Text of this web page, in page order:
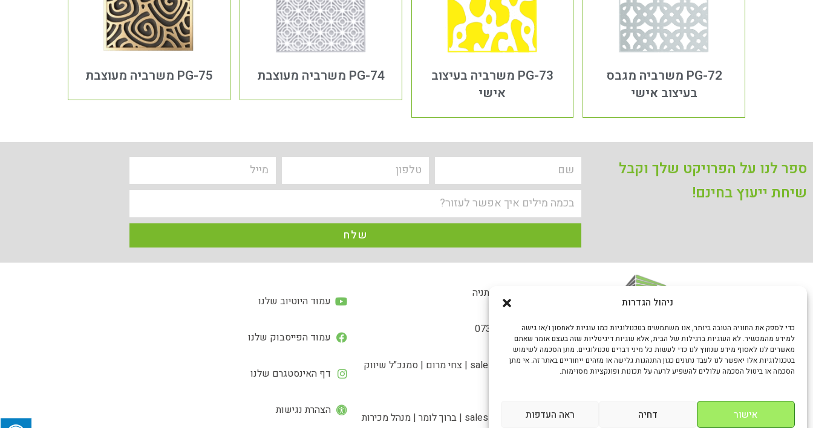
ניהול הגדרות
כדי לספק את החוויה הטובה ביותר, אנו משתמשים בטכנולוגיות כמו עוגיות לאחסון ו/או גישה
למידע מהמכשיר. לא העוגיות ברגילות של הבית, אלא עוגיות דיגיטליות שזה בעצם אומר שאתם
מאשרים לנו לאסוף מידע שנחוץ לנו כדי לעשות כל מיני דברים טכנולוגיים. מתן הסכמה לשימוש
בטכנולוגיות אלו יאפשר לנו לעבד נתונים כגון התנהגות גלישה או מזהים ייחודיים באתר זה. אי מתן
הסכמה או ביטול הסכמה עלולים להשפיע לרעה על תכונות ופונקציות מסוימות.
אישור דחיה ראה העדפות
PG-72 משרביה מגבס
בעיצוב אישי
PG-73 משרביה בעיצוב
אישי
PG-74 משרביה מעוצבת PG-75 משרביה מעוצבת
ספר לנו על הפרויקט שלך וקבל
שיחת ייעוץ בחינם!
שלח
פרוגבס בע"מ הינה חברה בינלאומית המובילה בישראל
לייצור ושיווק פרופילים ואלמנטים דקורטיביים ייחודיים
מגבס, במגוון רחב ביותר של פתרונות עיצוב נועזים ביותר
יוצאים מהכלל.
טלפון: 073-8020094
sales@progeves.co.il | צחי מרום | סמנכ"ל שיווק
sales1@progeves.co.il | ברוך לומר | מנהל מכירות
עמוד היוטיוב שלנו
עמוד הפייסבוק שלנו
דף האינסטגרם שלנו
הצהרת נגישות